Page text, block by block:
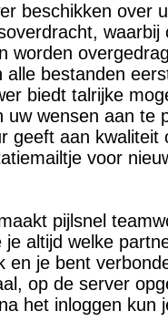
beschikken over
waarbij
worden
alle bestanden
biedt talrijke
uw wensen aan te
geeft aan kwaliteit
voor
pijlsnel
je altijd welke
en je bent
op de server
het inloggen kun